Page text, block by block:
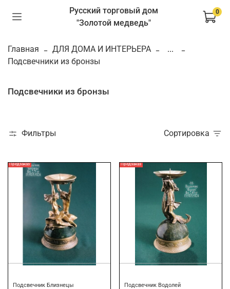
Русский торговый дом
"Золотой медведь"
0
Главная ДЛЯ ДОМА И ИНТЕРЬЕРА
...
Подсвечники из бронзы
Подсвечники из бронзы
Фильтры Сортировка
Предзаказ
Подсвечник Близнецы
Предзаказ
Подсвечник Водолей